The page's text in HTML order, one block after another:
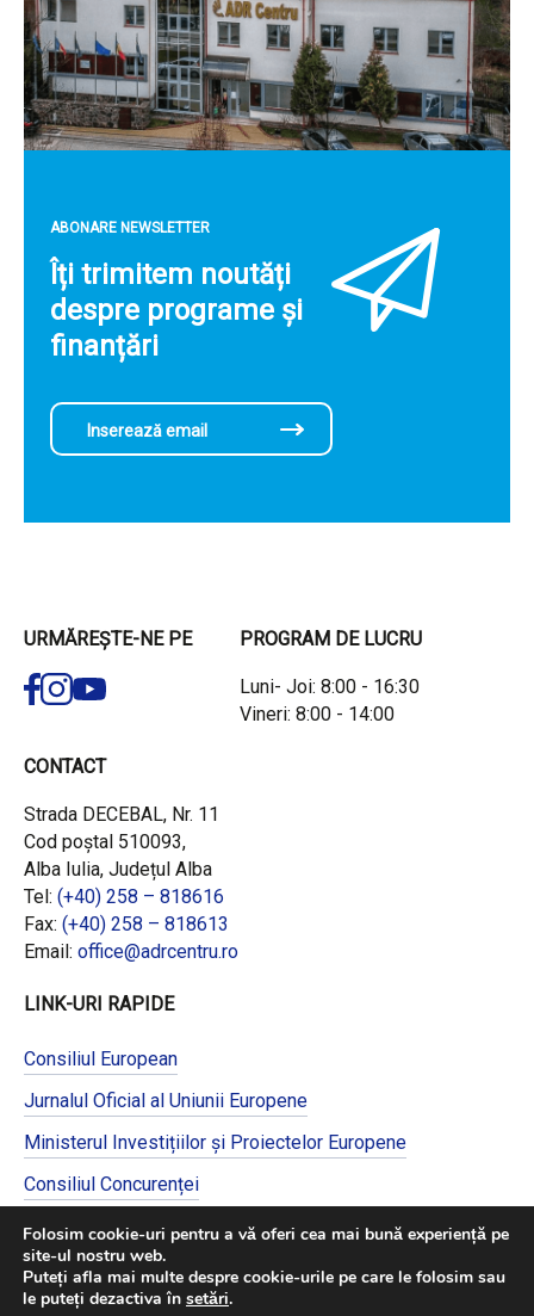
ABONARE NEWSLETTER
Îți trimitem noutăți
despre programe și
finanțări
URMĂREȘTE-NE PE PROGRAM DE LUCRU
Luni- Joi: 8:00 - 16:30
Vineri: 8:00 - 14:00
CONTACT
Strada DECEBAL, Nr. 11
Cod poștal 510093,
Alba Iulia, Județul Alba
Tel: (+40) 258 – 818616
Fax: (+40) 258 – 818613
Email: office@adrcentru.ro
LINK-URI RAPIDE
Consiliul European
Jurnalul Oficial al Uniunii Europene
Ministerul Investițiilor și Proiectelor Europene
Consiliul Concurenței
programe cofinanțate de Uniunea Europeană,
vă invităm să vizitațihttps://mfe.gov.ro/
Folosim cookie-uri pentru a vă oferi cea mai bună experiență pe
site-ul nostru web.
Puteți afla mai multe despre cookie-urile pe care le folosim sau
le puteți dezactiva în setări.